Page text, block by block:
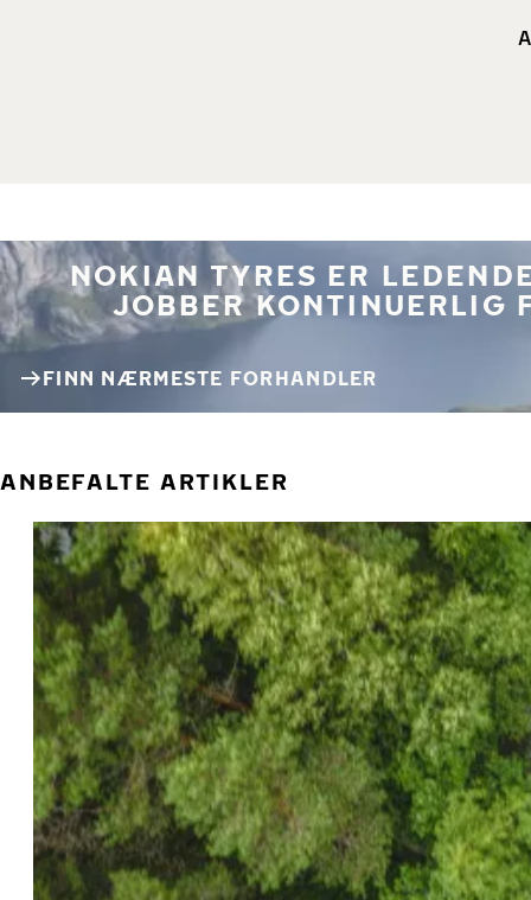
NOKIAN TYRES ER
JOBBER KONTINUERLIG
FINN NÆRMESTE FORHANDLER
ANBEFALTE ARTIKLER